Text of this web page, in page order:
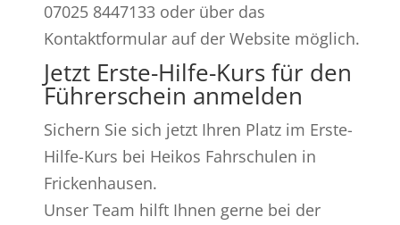
07025 8447133 oder über das
Kontaktformular auf der Website möglich.
Jetzt Erste-Hilfe-Kurs für den
Führerschein anmelden
Sichern Sie sich jetzt Ihren Platz im Erste-
Hilfe-Kurs bei Heikos Fahrschulen in
Frickenhausen.
Unser Team hilft Ihnen gerne bei der